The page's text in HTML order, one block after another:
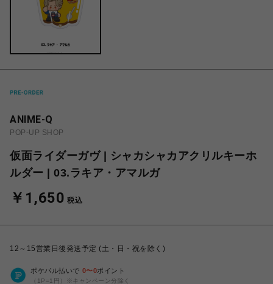
ANIME-Q
POP-UP SHOP
仮面ライダーガヴ | シャカシャカアクリルキーホ
ルダー | 03.ラキア・アマルガ
￥1,650 税込
12～15営業日後発送予定 (土・日・祝を除く)
ポケパル払いで 0〜0ポイント
（1P=1円）※キャンペーン分除く